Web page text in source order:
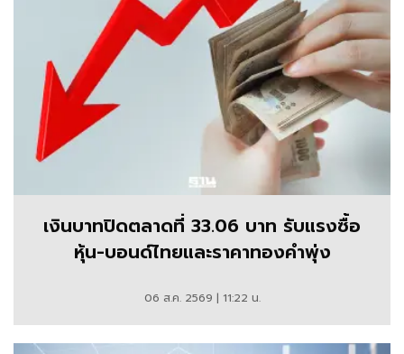
เงินบาทปิดตลาดที่ 33.06 บาท รับแรงซื้อ
หุ้น-บอนด์ไทยและราคาทองคำพุ่ง
06 ส.ค. 2569 | 11:22 น.